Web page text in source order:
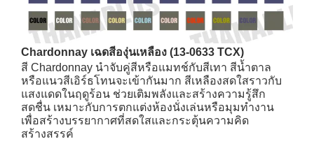
Chardonnay เฉดสีองุ่นเหลือง (13-0633 TCX)
สี Chardonnay นำจับคู่สีหรือแมทช์กับสีเทา สีน้ำตาล
หรือแนวสีเอิร์ธโทนจะเข้ากันมาก สีเหลืองสดใสราวกับ
แสงแดดในฤดูร้อน ช่วยเติมพลังและสร้างความรู้สึก
สดชื่น เหมาะกับการตกแต่งห้องนั่งเล่นหรือมุมทำงาน
เพื่อสร้างบรรยากาศที่สดใสและกระตุ้นความคิด
สร้างสรรค์